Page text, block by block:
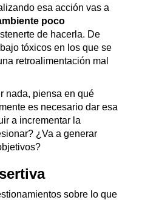
esa acción vas a
poco
de hacerla. De
tóxicos en los que se
retroalimentación mal
nada, piensa en qué
es necesario dar esa
a incrementar la
¿Va a generar
sobre lo que